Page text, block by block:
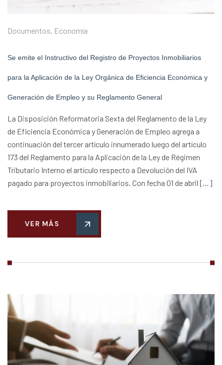
Documentos, Economía
Se emite el Instructivo del Registro de Proyectos Inmobiliarios
para la Aplicación de la Ley Orgánica de Eficiencia Económica y
Generación de Empleo y su Reglamento General
La Disposición Reformatoria Sexta del Reglamento de la Ley
de Eficiencia Económica y Generación de Empleo agrega a
continuación del tercer artículo innumerado luego del artículo
173 del Reglamento para la Aplicación de la Ley de Régimen
Tributario Interno el artículo respecto a Devolución del IVA
pagado para proyectos inmobiliarios. Con fecha 01 de abril […]
VER MÁS